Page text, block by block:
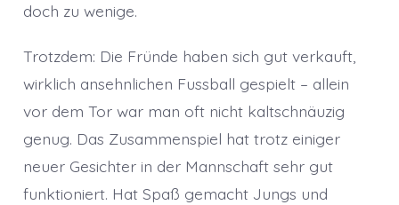
doch zu wenige.
Trotzdem: Die Fründe haben sich gut verkauft,
wirklich ansehnlichen Fussball gespielt – allein
vor dem Tor war man oft nicht kaltschnäuzig
genug. Das Zusammenspiel hat trotz einiger
neuer Gesichter in der Mannschaft sehr gut
funktioniert. Hat Spaß gemacht Jungs und